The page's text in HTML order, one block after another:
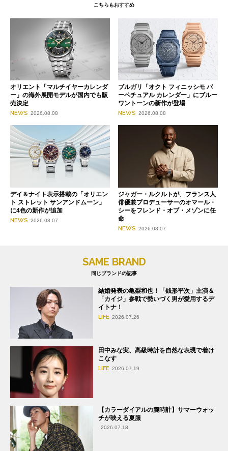
こちらもおすすめ
オリエント「マルチイヤーカレンダ
ー」の海外展開モデルが国内でも販
売決定
NEWS 2026.08.08
ブルガリ「オクト フィニッシモ パ
ーペチュアル カレンダー」にブルー
ワントーンの新作が登場
NEWS 2026.08.08
デイ＆ナイト表示搭載の「オリエン
ト ストレット サンアンドムーン」
に4色の新作が追加
NEWS 2026.08.07
ジャガー・ルクルトが、フランス人
俳優兼プロデューサーのオマール・
シーをフレンド・オブ・メゾンに任
命
NEWS 2026.08.07
SAME BRAND
同じブランドの記事
結婚発表の亀梨和也！「銭形平次」主演＆
「カイジ」参戦で勢いづく男が愛用するデ
イトナ！
LIFE 2026.07.26
田中みな実、高級時計を自然な表現で着け
こなす
LIFE 2026.07.19
【カラーダイアルの腕時計】サマーウォッ
チが映える夏服
2026.07.18